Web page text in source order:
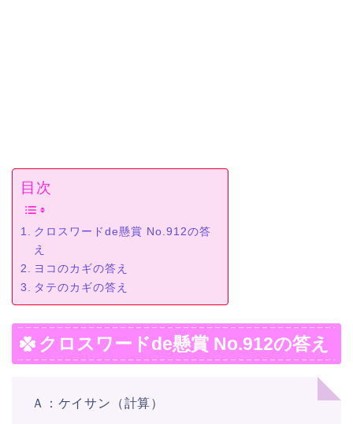
目次
クロスワードde懸賞 No.912の答
え
ヨコのカギの答え
タテのカギの答え
クロスワードde懸賞 No.912の答え
Ａ：ケイサン（計算）